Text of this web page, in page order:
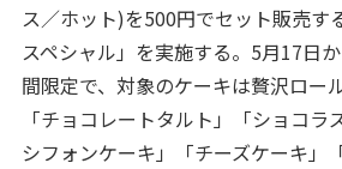
ス／ホット)を500円でセット販売す
スペシャル」を実施する。5月17日
間限定で、対象のケーキは贅沢ロー
「チョコレートタルト」「ショコラ
シフォンケーキ」「チーズケーキ」